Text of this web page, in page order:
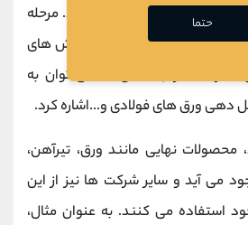
قبل را تغییر شکل می دهند. مرحله
گرم یا نورد سرد باشد. روش های
دارد که از جمله آن ها می توان به
دهی ورق های فولادی و...اشاره کرد.
محصولات نهایی مانند ورق، تیرآهن،
می آید و سایر شرکت ها نیز از این
استفاده می کنند. به عنوان مثال،
حتما